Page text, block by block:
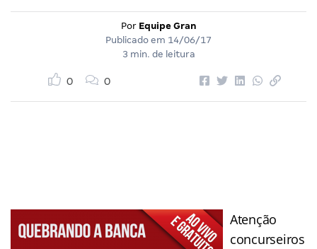
Por Equipe Gran
Publicado em 14/06/17
3 min. de leitura
0 0
Atenção
concurseiros